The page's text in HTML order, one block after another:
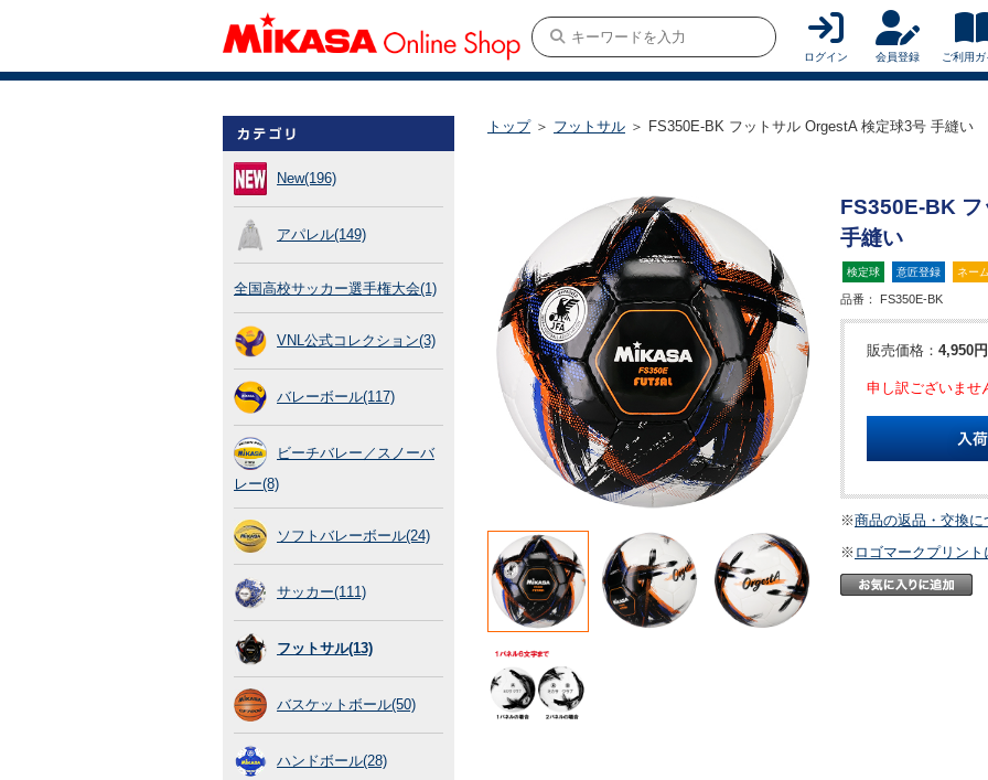
ログイン 会員登録 ご利用ガ
New(196)
アパレル(149)
全国高校サッカー選手権大会(1)
VNL公式コレクション(3)
バレーボール(117)
ビーチバレー／スノーバ
レー(8)
ソフトバレーボール(24)
サッカー(111)
フットサル(13)
バスケットボール(50)
ハンドボール(28)
トップ ＞ フットサル ＞ FS350E-BK フットサル OrgestA 検定球3号 手縫い
FS350E-BK
手縫い
検定球 意匠登録 ネー
品番： FS350E-BK
販売価格： 4,950円
申し訳ございませ
※商品の返品・交換に
※ ロゴマークプリント